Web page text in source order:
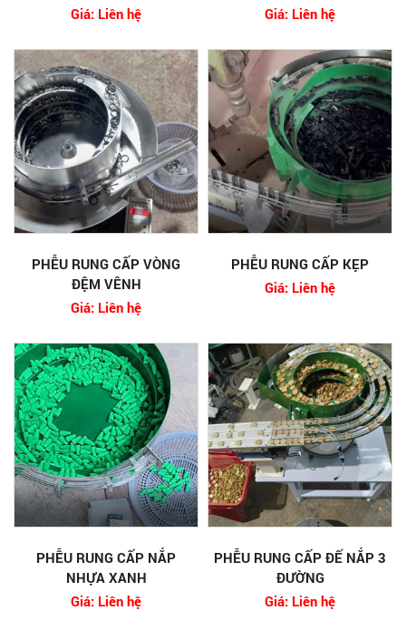
Giá: Liên hệ
Giá: Liên hệ
PHỄU RUNG CẤP VÒNG
ĐỆM VÊNH
Giá: Liên hệ
PHỄU RUNG CẤP KẸP
Giá: Liên hệ
PHỄU RUNG CẤP NẮP
NHỰA XANH
Giá: Liên hệ
PHỄU RUNG CẤP ĐẾ NẮP 3
ĐƯỜNG
Giá: Liên hệ